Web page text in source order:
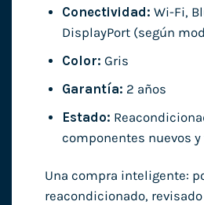
Conectividad: Wi-Fi,
DisplayPort (según
Color: Gris
Garantía: 2 años
Estado:
componentes nuevos
Una compra inteligente:
reacondicionado,